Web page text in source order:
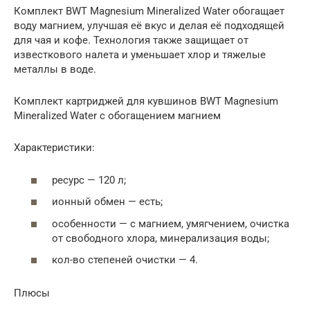
Комплект BWT Magnesium Mineralized Water обогащает
воду магнием, улучшая её вкус и делая её подходящей
для чая и кофе. Технология также защищает от
известкового налета и уменьшает хлор и тяжелые
металлы в воде.
Комплект картриджей для кувшинов BWT Magnesium
Mineralized Water с обогащением магнием
Характеристики:
ресурс — 120 л;
ионный обмен — есть;
особенности — с магнием, умягчением, очистка
от свободного хлора, минерализация воды;
кол-во степеней очистки — 4.
Плюсы